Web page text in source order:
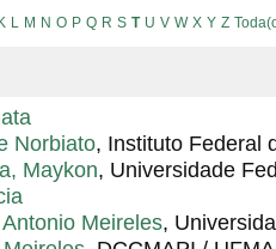
K L M N O P Q R S T U V W X Y Z
Norbiato, Instituto Federal
Maykon, Universidade
Meireles,